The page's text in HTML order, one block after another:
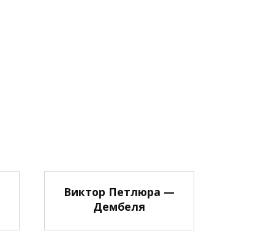
Виктор Петлюра —
Дембеля